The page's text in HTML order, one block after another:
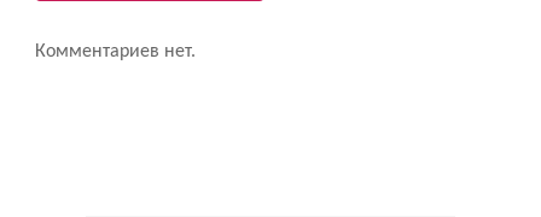
Комментариев нет.